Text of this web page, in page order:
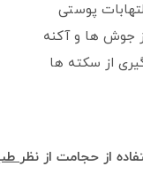
پوستی
جوش ها و آکنه
از سکته ها
از حجامت از نظر